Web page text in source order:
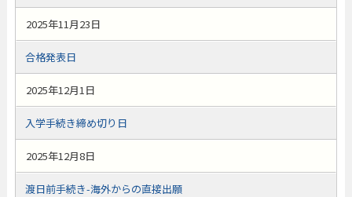
2025年11月23日
合格発表日
2025年12月1日
入学手続き締め切り日
2025年12月8日
渡日前手続き-海外からの直接出願